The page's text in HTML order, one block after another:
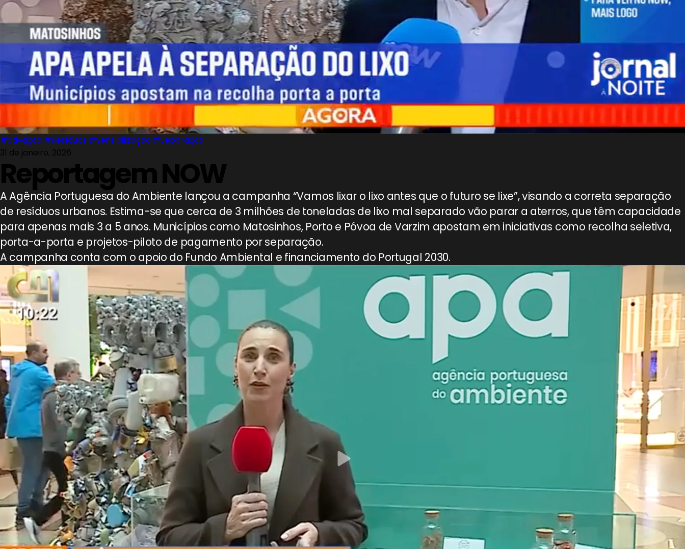
#ativação #Resíduos #Sensibilização #Separação
31 de janeiro, 2026
Reportagem NOW
A Agência Portuguesa do Ambiente lançou a campanha “Vamos lixar o lixo antes que o futuro se lixe”, visando a correta separação
de resíduos urbanos. Estima-se que cerca de 3 milhões de toneladas de lixo mal separado vão parar a aterros, que têm capacidade
para apenas mais 3 a 5 anos. Municípios como Matosinhos, Porto e Póvoa de Varzim apostam em iniciativas como recolha seletiva,
porta-a-porta e projetos-piloto de pagamento por separação.
A campanha conta com o apoio do Fundo Ambiental e financiamento do Portugal 2030.